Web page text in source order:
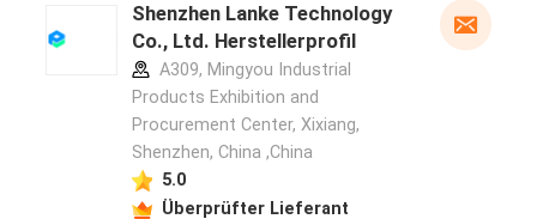
Shenzhen Lanke Technology
Co., Ltd. Herstellerprofil
A309, Mingyou Industrial
Products Exhibition and
Procurement Center, Xixiang,
Shenzhen, China ,China
5.0
Überprüfter Lieferant